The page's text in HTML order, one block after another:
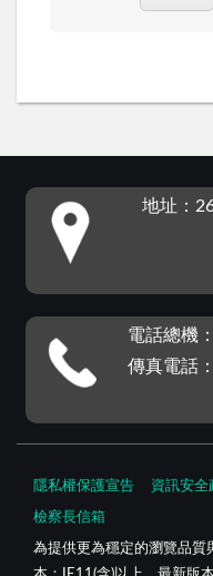
地址：
電話總機
傳真電話
隱私權保護宣告 資訊安全
檢察長信箱
為提供更為穩定的瀏覽品質